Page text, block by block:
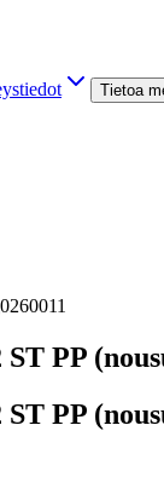
Tietoa
PP
PP